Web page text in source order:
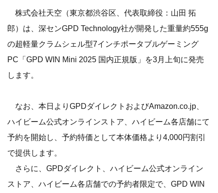
株式会社天空（東京都渋谷区、代表取締役：山田 拓
郎）は、深センGPD Technology社が開発した重量約555g
の超軽量クラムシェル型7インチポータブルゲーミング
PC「GPD WIN Mini 2025 国内正規版」を3月上旬に発売
します。
なお、本日よりGPDダイレクトおよびAmazon.co.jp、
ハイビーム公式オンラインストア、ハイビーム各店舗にて
予約を開始し、予約特価として本体価格より4,000円割引
で提供します。
さらに、GPDダイレクト、ハイビーム公式オンライン
ストア、ハイビーム各店舗での予約者限定で、GPD WIN